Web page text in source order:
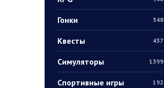
Гонки 348
Квесты 437
Симуляторы 1399
Спортивные игры 192